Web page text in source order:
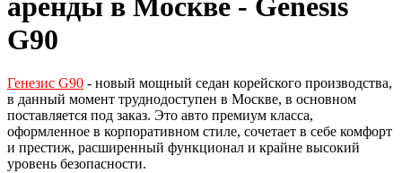
G90
Генезис G90 - новый мощный седан корейского производства,
в данный момент труднодоступен в Москве, в основном
поставляется под заказ. Это авто премиум класса,
оформленное в корпоративном стиле, сочетает в себе комфорт
и престиж, расширенный функционал и крайне высокий
уровень безопасности.